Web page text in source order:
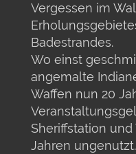
Vergessen im
Badestrandes.
Wo einst
angemalte
Waffen nun 20
Sheriffstation
Jahren